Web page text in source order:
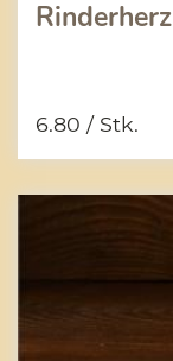
6.80 / Stk.